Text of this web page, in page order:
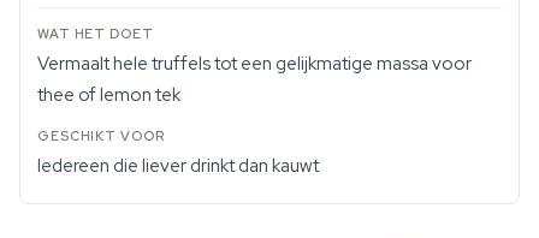
Vermaalt hele truffels tot een gelijkmatige massa voor
thee of lemon tek
Iedereen die liever drinkt dan kauwt